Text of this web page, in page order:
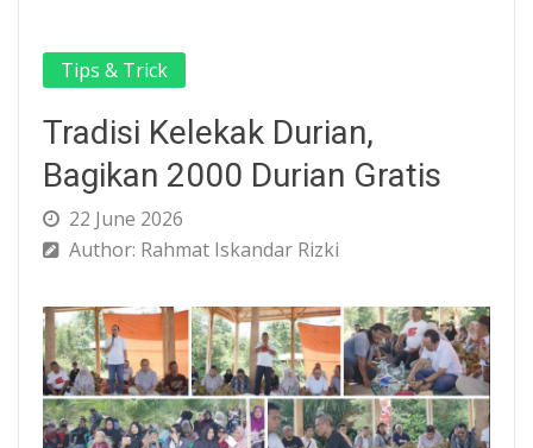
Tips & Trick
Tradisi Kelekak Durian,
Bagikan 2000 Durian Gratis
22 June 2026
Author: Rahmat Iskandar Rizki